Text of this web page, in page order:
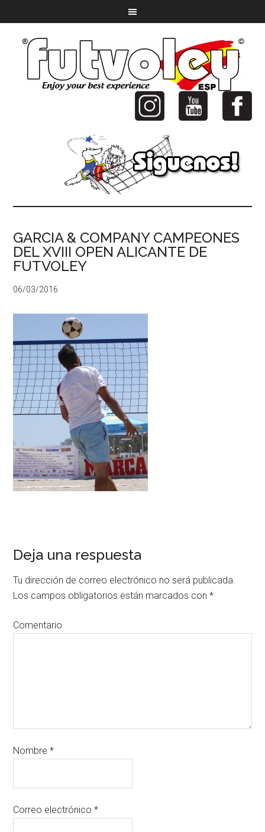
GARCIA & COMPANY CAMPEONES
DEL XVIII OPEN ALICANTE DE
FUTVOLEY
06/03/2016
Deja una respuesta
Tu dirección de correo electrónico no será publicada.
Los campos obligatorios están marcados con*
Comentario
Nombre*
Correo electrónico*